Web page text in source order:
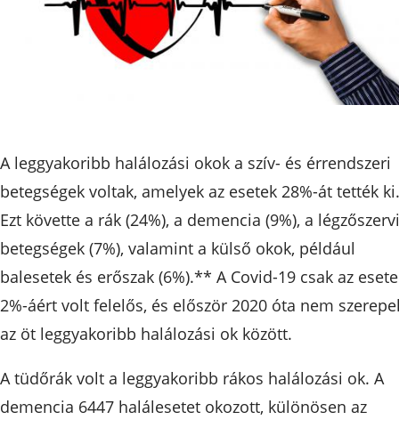
A leggyakoribb halálozási okok a szív- és érrendszeri
betegségek voltak, amelyek az esetek 28%-át tették ki.
Ezt követte a rák (24%), a demencia (9%), a légzőszervi
betegségek (7%), valamint a külső okok, például
balesetek és erőszak (6%).** A Covid-19 csak az
2%-áért volt felelős, és először 2020 óta nem
az öt leggyakoribb halálozási ok között.
A tüdőrák volt a leggyakoribb rákos halálozási ok. A
demencia 6447 halálesetet okozott, különösen az